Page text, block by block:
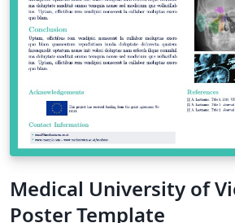
Medical University of
Poster Template